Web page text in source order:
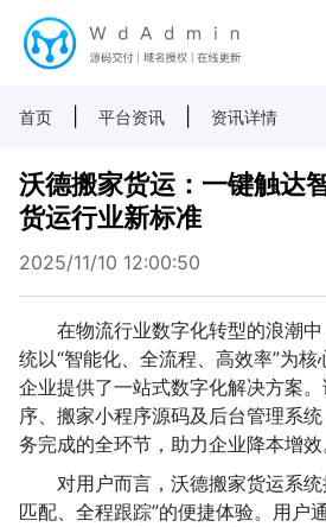
首页 平台资讯 资讯详情
沃德搬家货运：一键触达
货运行业新标准
2025/11/10 12:00:50
在物流行业数字化转型的浪潮
统以“智能化、全流程、高效率”为
企业提供了一站式数字化解决方案
序、搬家小程序源码及后台管理系
务完成的全环节，助力企业降本增效
对用户而言，沃德搬家货运系
匹配、全程跟踪”的便捷体验。用户